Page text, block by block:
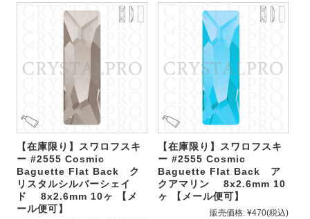
【在庫限り】スワロフスキ
ー #2555 Cosmic
Baguette Flat Back ク
リスタルシルバーシェイ
ド 8x2.6mm 10ヶ 【メ
ール便可】
【在庫限り】スワロフスキ
ー #2555 Cosmic
Baguette Flat Back ア
クアマリン 8x2.6mm 10
ヶ 【メール便可】
販売価格: ¥470(税込)